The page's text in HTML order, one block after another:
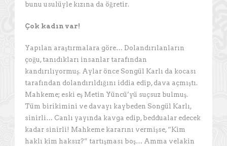
bunu usulüyle kızına da öğretir.
Çok kadın var!
Yapılan araştırmalara göre… Dolandırılanların
çoğu, tanıdıkları insanlar tarafından
kandırılıyormuş. Aylar önce Songül Karlı da kocası
tarafından dolandırıldığını iddia edip, dava açmıştı.
Mahkeme; eski eş Metin Yüncü’yü suçsuz bulmuş.
Tüm birikimini ve davayı kaybeden Songül Karlı,
sinirli… Canlı yayında kavga edip, beddualar edecek
kadar sinirli! Mahkeme kararını vermişse, “Kim
haklı kim haksız?” tartışması boş… Amma velakin